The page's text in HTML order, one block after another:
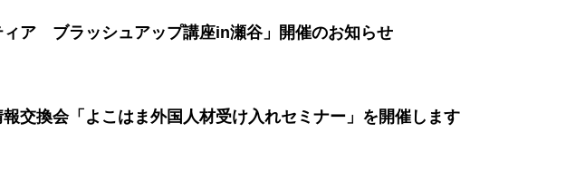
ィア ブラッシュアップ講座in瀬谷」開催のお知らせ
報交換会「よこはま外国人材受け入れセミナー」を開催します